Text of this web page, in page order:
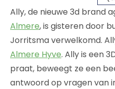
Ally, de nieuwe 3d brand
Almere, is gisteren door
Jorritsma verwelkomd.
Almere Hyve. Ally is een
praat, beweegt ze een
antwoord op vragen van